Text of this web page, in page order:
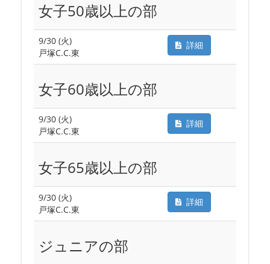
女子50歳以上の部
9/30 (火)
戸塚C.C.東
詳細
女子60歳以上の部
9/30 (火)
戸塚C.C.東
詳細
女子65歳以上の部
9/30 (火)
戸塚C.C.東
詳細
ジュニアの部